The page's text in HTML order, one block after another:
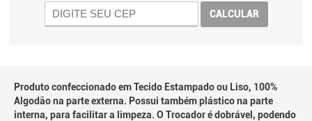
CALCULAR
Produto confeccionado em Tecido Estampado ou Liso, 100%
Algodão na parte externa. Possui também plástico na parte
interna, para facilitar a limpeza. O Trocador é dobrável, podendo